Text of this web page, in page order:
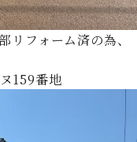
リフォーム済の為、
159番地